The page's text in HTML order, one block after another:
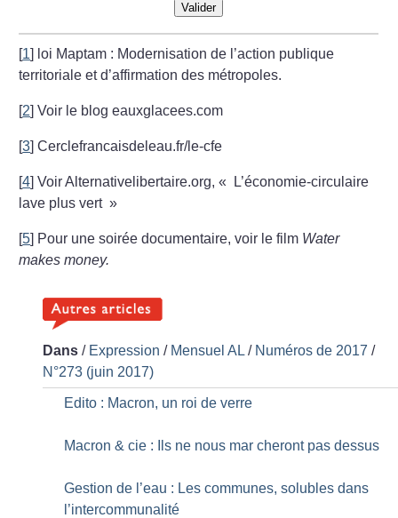
Valider
[1] loi Maptam : Modernisation de l’action publique
territoriale et d’affirmation des métropoles.
[2]Voir le blog eauxglacees.com
[3]Cerclefrancaisdeleau.fr/le-cfe
[4]Voir Alternativelibertaire.org, «
L’économie-circulaire
lave plus vert »
[5] Pour une soirée documentaire, voir le film Water
makes money.
Dans / Expression / Mensuel AL / Numéros de 2017 /
N°273 (juin 2017)
Edito : Macron, un roi de verre
Macron & cie : Ils ne nous mar cheront pas dessus
Gestion de l’eau : Les communes, solubles dans
l’intercommunalité